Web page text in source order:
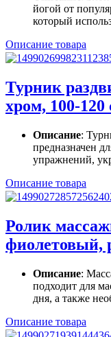
йогой от
который
Описание товара
Турник
хром, 100-120
Описание:
предназначен
упражнений,
Описание товара
Ролик
фиолетовый,
Описание:
подходит для
дня, а также
Описание товара